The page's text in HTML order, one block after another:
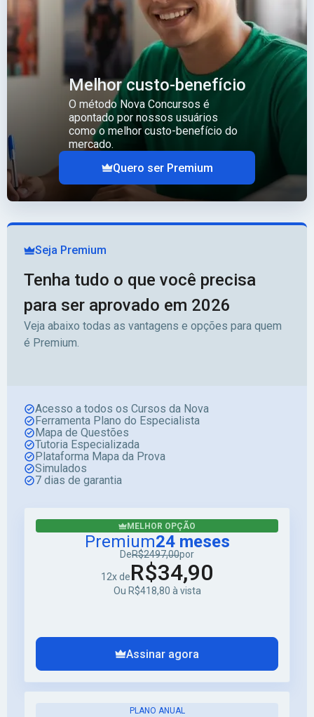
Melhor custo-benefício
O método Nova Concursos é
apontado por nossos usuários
como o melhor custo-benefício do
mercado.
Quero ser Premium
Seja Premium
Tenha tudo o que você precisa
para ser aprovado em 2026
Veja abaixo todas as vantagens e opções para quem
é Premium.
Acesso a todos os Cursos da Nova
Ferramenta Plano do Especialista
Mapa de Questões
Tutoria Especializada
Plataforma Mapa da Prova
Simulados
7 dias de garantia
MELHOR OPÇÃO
Premium24 meses
DeR$2497,00por
12x deR$34,90
Ou R$418,80 à vista
Assinar agora
PLANO ANUAL